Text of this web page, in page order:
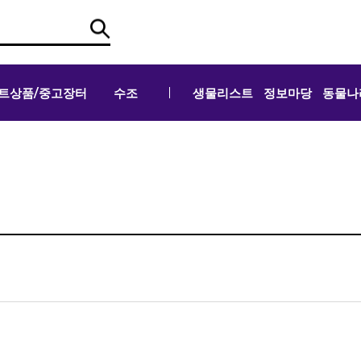
상품/중고장터 수조 생물리스트 정보마당 동물